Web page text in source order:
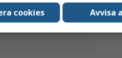
cookies Avvisa